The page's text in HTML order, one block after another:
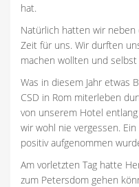
hat.
Natürlich hatten wir
Zeit für uns. Wir durften
machen wollten und
Was in diesem Jahr etwas
CSD in Rom miterleben
von unserem Hotel
wir wohl nie vergessen.
positiv aufgenommen
Am vorletzten Tag hatte
zum Petersdom gehen